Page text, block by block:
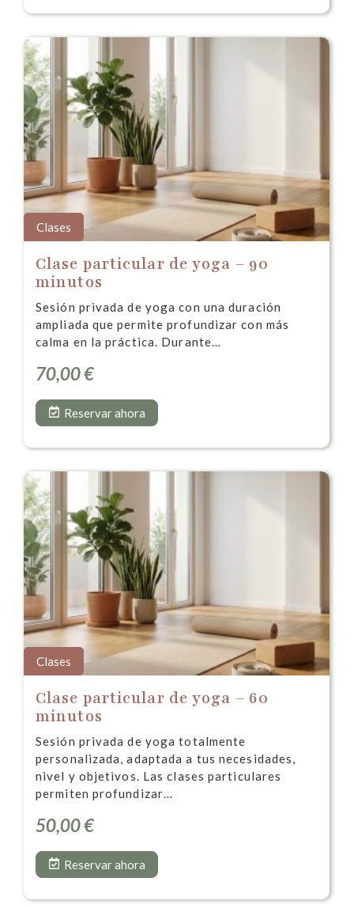
Clases
Clase particular de yoga – 90
minutos
Sesión privada de yoga con una duración
ampliada que permite profundizar con más
calma en la práctica. Durante…
70,00€
Reservar ahora
Clases
Clase particular de yoga – 60
minutos
Sesión privada de yoga totalmente
personalizada, adaptada a tus necesidades,
nivel y objetivos. Las clases particulares
permiten profundizar…
50,00€
Reservar ahora